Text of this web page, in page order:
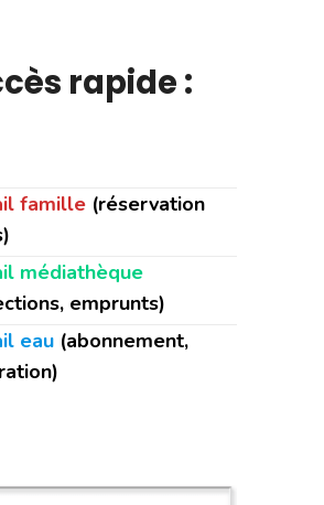
rapide :
famille (réservation
médiathèque
emprunts)
eau (abonnement,